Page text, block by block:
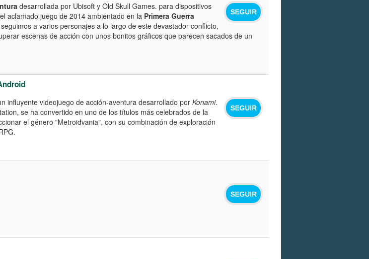
SEGUIR
desarrollada por Ubisoft y Old Skull Games. para dispositivos
aclamado juego de 2014 ambientado en la Primera Guerra
a varios personajes a lo largo de este devastador conflicto,
escenas de acción con unos bonitos gráficos que parecen sacados de un
SEGUIR
influyente videojuego de acción-aventura desarrollado porKonami.
se ha convertido en uno de los títulos más celebrados de la
el género "Metroidvania", con su combinación de exploración
SEGUIR